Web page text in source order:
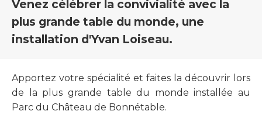
Venez célébrer la convivialité avec la
plus grande table du monde, une
installation d'Yvan Loiseau.
Apportez votre spécialité et faites la découvrir lors
de la plus grande table du monde installée au
Parc du Château de Bonnétable.